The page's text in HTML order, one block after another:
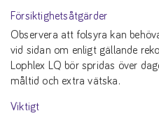
Försiktighetsåtgärder
Observera att folsyra kan
vid sidan om enligt gällande
Lophlex LQ bör spridas över
måltid och extra vätska.
Viktigt